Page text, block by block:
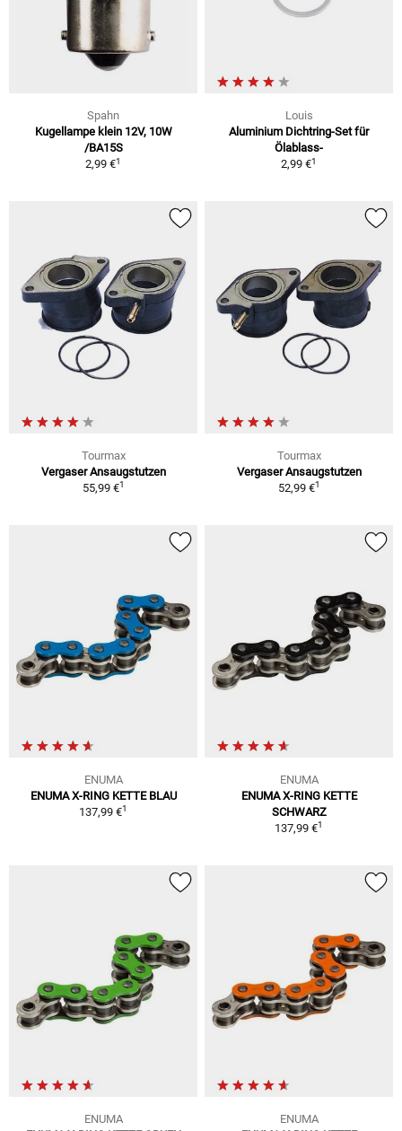
Spahn
Kugellampe klein 12V, 10W
/BA15S
2,99 €1
Louis
Aluminium Dichtring-Set für
Ölablass-
2,99 €1
Tourmax
Vergaser Ansaugstutzen
55,99 €1
Tourmax
Vergaser Ansaugstutzen
52,99 €1
ENUMA
ENUMA X-RING KETTE BLAU
137,99 €1
ENUMA
ENUMA X-RING KETTE
SCHWARZ
137,99 €1
ENUMA
ENUMA